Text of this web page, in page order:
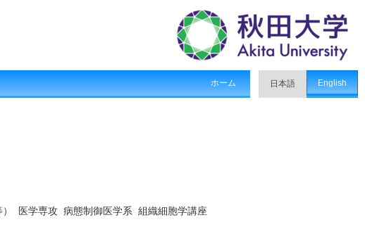
ホーム 日本語 English
） 医学専攻 病態制御医学系 組織細胞学講座